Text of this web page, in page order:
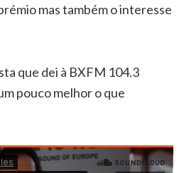
mas também o interesse
que dei à BXFM 104.3
pouco melhor o que